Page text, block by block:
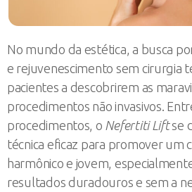
No mundo da estética, a busca
e rejuvenescimento sem cirurgia
pacientes a descobrirem as
procedimentos não invasivos.
procedimentos, o Nefertiti Liftse
técnica eficaz para promover um
harmônico e jovem,
resultados duradouros e sem a